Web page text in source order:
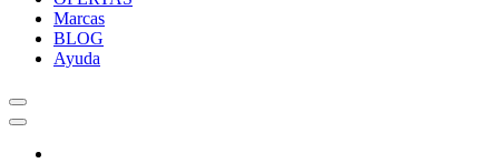
Marcas
BLOG
Ayuda